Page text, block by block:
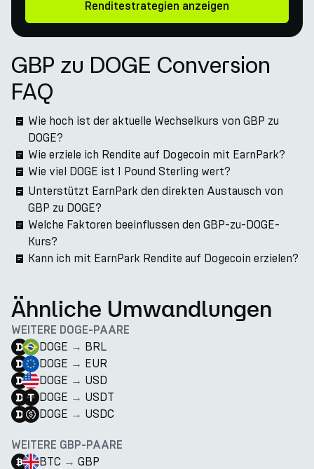
Renditestrategien anzeigen
GBP zu DOGE Conversion
FAQ
Wie hoch ist der aktuelle Wechselkurs von GBP zu
DOGE?
Wie erziele ich Rendite auf Dogecoin mit EarnPark?
Wie viel DOGE ist 1 Pound Sterling wert?
Unterstützt EarnPark den direkten Austausch von
GBP zu DOGE?
Welche Faktoren beeinflussen den GBP-zu-DOGE-
Kurs?
Kann ich mit EarnPark Rendite auf Dogecoin erzielen?
Ähnliche Umwandlungen
WEITERE DOGE-PAARE
DOGE → BRL
DOGE → EUR
DOGE → USD
DOGE → USDT
DOGE → USDC
WEITERE GBP-PAARE
BTC → GBP